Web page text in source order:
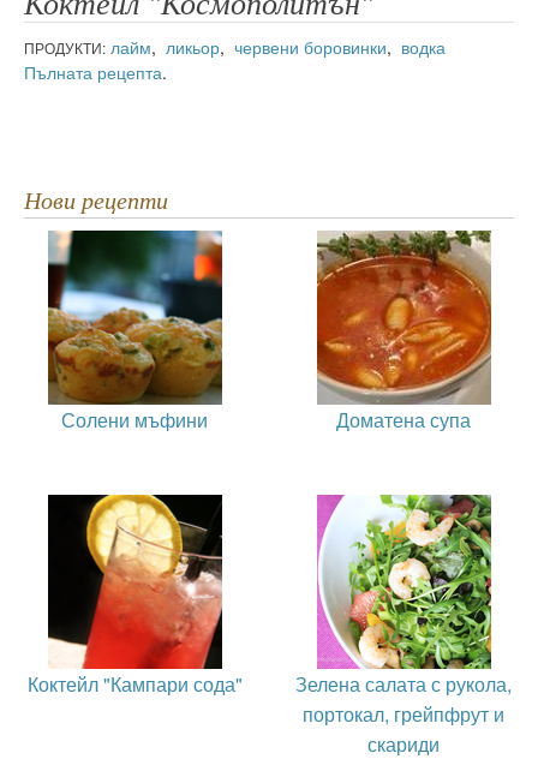
ПРОДУКТИ: лайм, ликьор, червени боровинки, водка
Пълната рецепта.
Нови рецепти
Солени мъфини Доматена супа
Коктейл "Кампари сода"
Зелена салата с рукола,
портокал, грейпфрут и
скариди